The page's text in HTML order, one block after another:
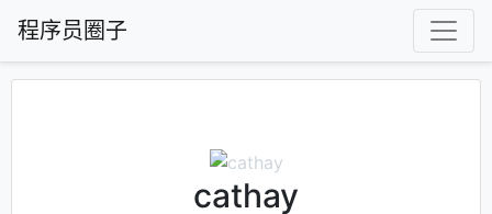
程序员圈子
cathay